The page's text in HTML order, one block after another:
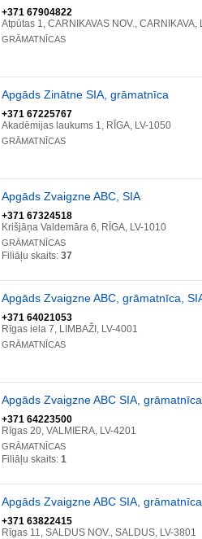
+371 67904822
Atpūtas 1, CARNIKAVAS NOV., CARNIKAVA,
GRĀMATNĪCAS
Apgāds Zinātne SIA, grāmatnīca
+371 67225767
Akadēmijas laukums 1, RĪGA, LV-1050
GRĀMATNĪCAS
Apgāds Zvaigzne ABC, SIA
+371 67324518
Krišjāņa Valdemāra 6, RĪGA, LV-1010
GRĀMATNĪCAS
Filiāļu skaits: 37
Apgāds Zvaigzne ABC, grāmatnīca,
+371 64021053
Rīgas iela 7, LIMBAŽI, LV-4001
GRĀMATNĪCAS
Apgāds Zvaigzne ABC SIA, grāmatnīca
+371 64223500
Rīgas 20, VALMIERA, LV-4201
GRĀMATNĪCAS
Filiāļu skaits: 1
Apgāds Zvaigzne ABC SIA, grāmatnīca
+371 63822415
Rīgas 11, SALDUS NOV., SALDUS, LV-3801